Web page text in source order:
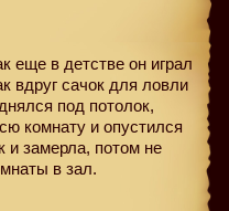
еще в детстве он играл
вдруг сачок для ловли
под потолок,
комнату и опустился
и замерла, потом не
в зал.